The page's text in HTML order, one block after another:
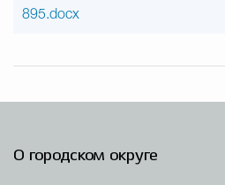
895.docx
О городском округе